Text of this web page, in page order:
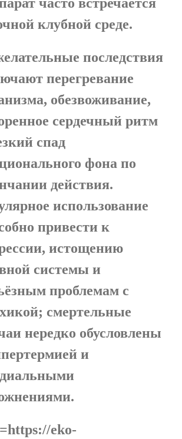
клубной среде.
последствия
перегревание
обезвоживание,
сердечный ритм
спад
фона по
действия.
использование
привести к
истощению
системы и
проблемам с
смертельные
нередко обусловлены
и
eko-